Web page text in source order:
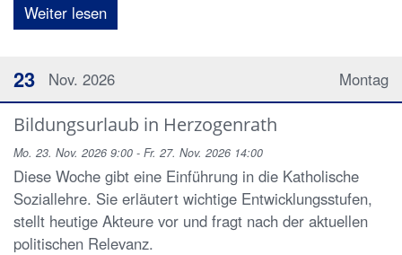
Weiter lesen
Montag
23 Nov. 2026
Bildungsurlaub in Herzogenrath
Mo. 23. Nov. 2026 9:00 - Fr. 27. Nov. 2026 14:00
Diese Woche gibt eine Einführung in die Katholische
Soziallehre. Sie erläutert wichtige Entwicklungsstufen,
stellt heutige Akteure vor und fragt nach der aktuellen
politischen Relevanz.